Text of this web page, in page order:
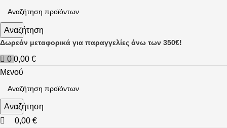
Αναζήτηση
Δωρεάν μεταφορικά για παραγγελίες άνω των 350€!
0 0,00 €
Μενού
Αναζήτηση
0,00 €